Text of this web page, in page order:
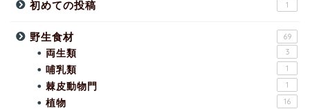
初めての投稿 1
野生食材 69
両生類 3
哺乳類 1
棘皮動物門 1
植物 16